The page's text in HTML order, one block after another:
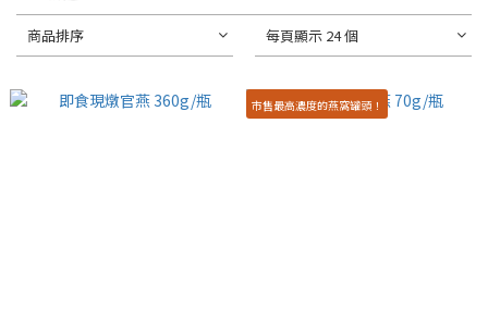
商品排序 每頁顯示 24 個
市售最高濃度的燕窩罐頭！